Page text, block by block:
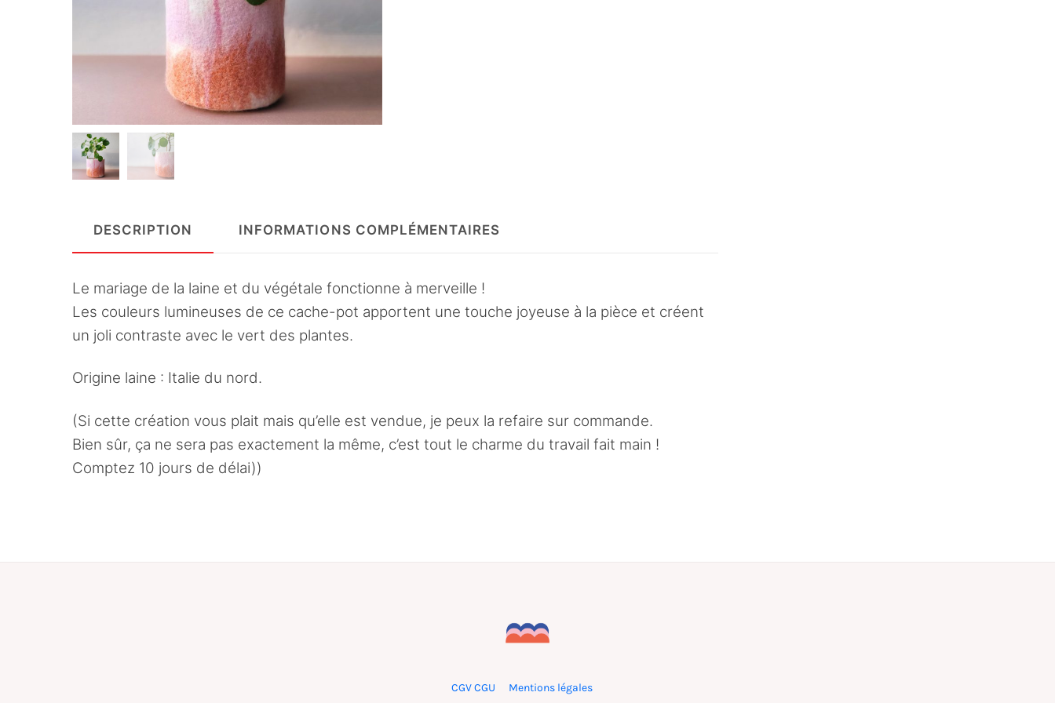
DESCRIPTION INFORMATIONS COMPLÉMENTAIRES
Le mariage de la laine et du végétale fonctionne à merveille !
Les couleurs lumineuses de ce cache-pot apportent une touche joyeuse à la pièce et créent
un joli contraste avec le vert des plantes.
Origine laine : Italie du nord.
(Si cette création vous plait mais qu’elle est vendue, je peux la refaire sur commande.
Bien sûr, ça ne sera pas exactement la même, c’est tout le charme du travail fait main !
Comptez 10 jours de délai))
CGV CGU Mentions légales